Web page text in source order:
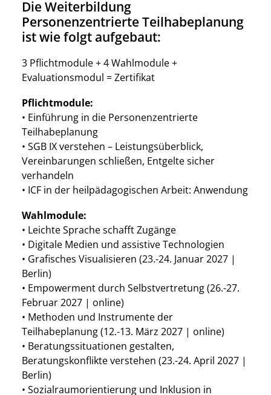
Die Weiterbildung
Personenzentrierte Teilhabeplanung
ist wie folgt aufgebaut:
3 Pflichtmodule + 4 Wahlmodule +
Evaluationsmodul = Zertifikat
Pflichtmodule:
• Einführung in die Personenzentrierte
Teilhabeplanung
• SGB IX verstehen – Leistungsüberblick,
Vereinbarungen schließen, Entgelte sicher
verhandeln
• ICF in der heilpädagogischen Arbeit: Anwendung
Wahlmodule:
• Leichte Sprache schafft Zugänge
• Digitale Medien und assistive Technologien
• Grafisches Visualisieren (23.-24. Januar 2027 |
Berlin)
• Empowerment durch Selbstvertretung (26.-27.
Februar 2027 | online)
• Methoden und Instrumente der
Teilhabeplanung (12.-13. März 2027 | online)
• Beratungssituationen gestalten,
Beratungskonflikte verstehen (23.-24. April 2027 |
Berlin)
• Sozialraumorientierung und Inklusion in